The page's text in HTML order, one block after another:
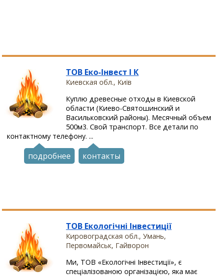
ТОВ Еко-Інвест І К
Киевская обл., Київ
Куплю древесные отходы в Киевской
области (Киево-Святошинский и
Васильковский районы). Месячный объем
500м3. Свой транспорт. Все детали по
контактному телефону. ...
подробнее контакты
ТОВ Екологічні Інвестиції
Кировоградская обл., Умань,
Первомайськ, Гайворон
Ми, ТОВ «Екологічні Інвестиції», є
спеціалізованою організацією, яка має